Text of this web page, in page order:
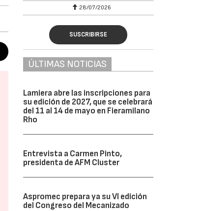
28/07/2026
SUSCRIBIRSE
ÚLTIMAS NOTICIAS
Lamiera abre las inscripciones para
su edición de 2027, que se celebrará
del 11 al 14 de mayo en Fieramilano
Rho
Entrevista a Carmen Pinto,
presidenta de AFM Cluster
Aspromec prepara ya su VI edición
del Congreso del Mecanizado